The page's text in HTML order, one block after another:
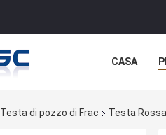
CASA
Testa di pozzo di Frac Testa